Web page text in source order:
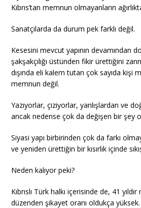
Kıbrıs’tan memnun olmayanların
Sanatçılarda da durum pek farklı değil.
Kesesini mevcut yapının devamından
şakşakçılığı üstünden fikir ürettiğini
dışında eli kalem tutan çok sayıda kişi
memnun değil.
Yazıyorlar, çiziyorlar, yanlışlardan ve
ancak nedense çok da değişen bir şey
Siyasi yapı birbirinden çok da farkı
ve yeniden ürettiğin bir kısırlık içinde
Neden kalıyor peki?
Kıbrıslı Türk halkı içerisinde de, 41
düzenden şikayet oranı oldukça yüksek.